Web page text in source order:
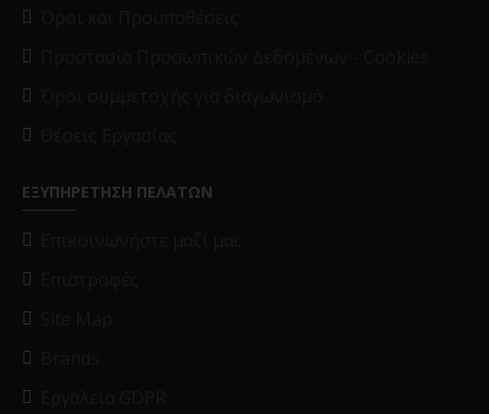
ΕΞΥΠΗΡΕΤΗΣΗ ΠΕΛΑΤΩΝ